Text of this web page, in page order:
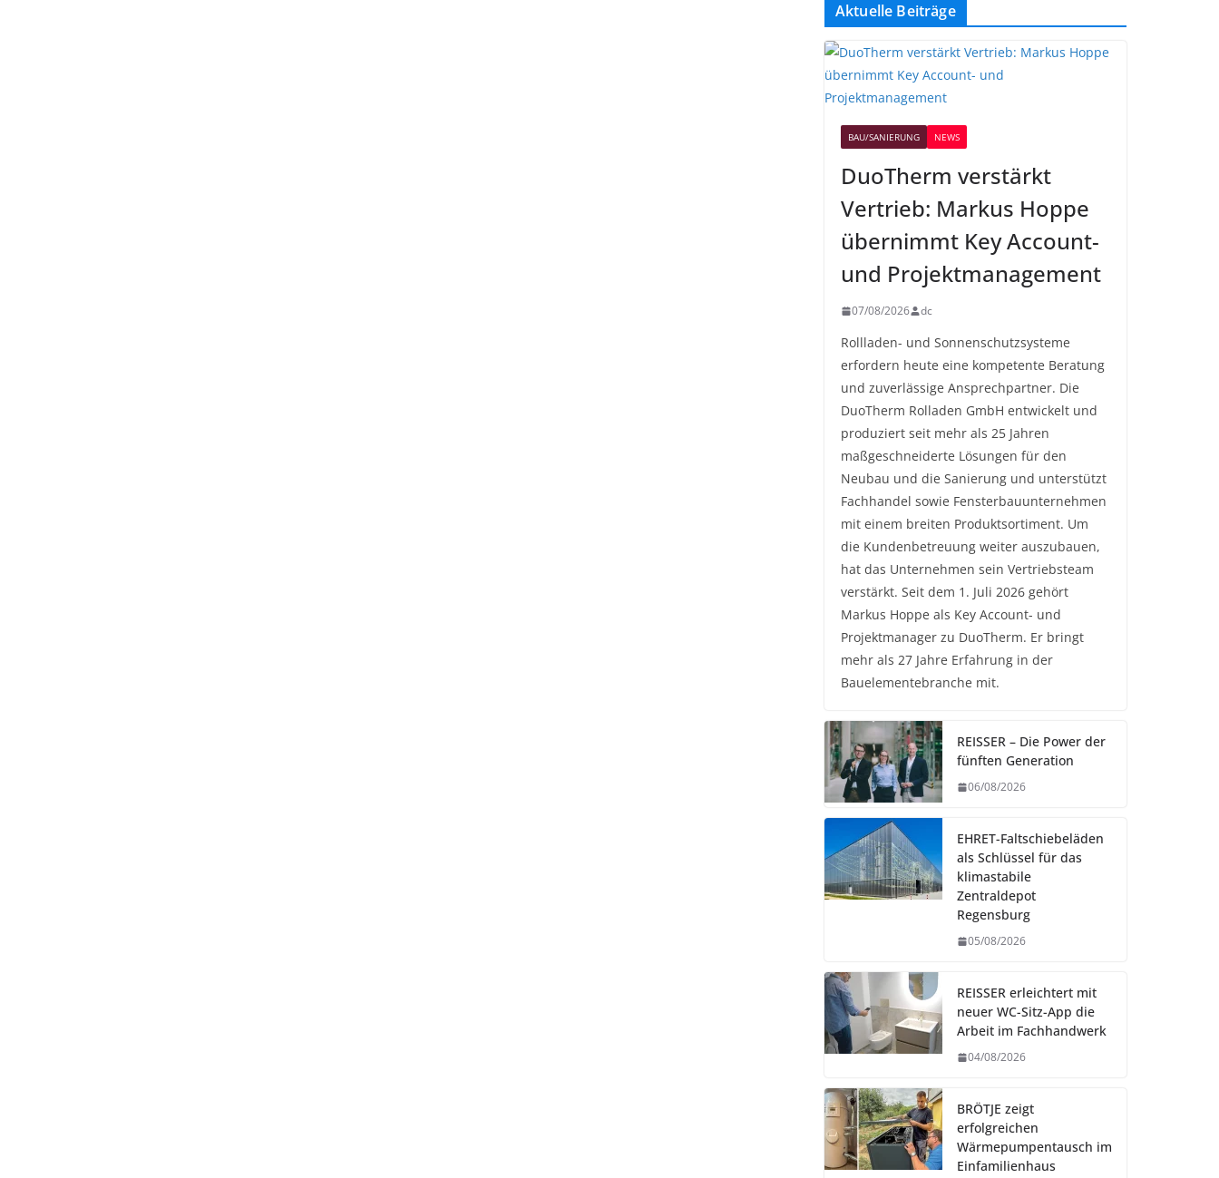
Aktuelle Beiträge
BAU/SANIERUNG NEWS
DuoTherm verstärkt
Vertrieb: Markus Hoppe
übernimmt Key Account-
und Projektmanagement
07/08/2026 dc
Rollladen- und Sonnenschutzsysteme
erfordern heute eine kompetente Beratung
und zuverlässige Ansprechpartner. Die
DuoTherm Rolladen GmbH entwickelt und
produziert seit mehr als 25 Jahren
maßgeschneiderte Lösungen für den
Neubau und die Sanierung und unterstützt
Fachhandel sowie Fensterbauunternehmen
mit einem breiten Produktsortiment. Um
die Kundenbetreuung weiter auszubauen,
hat das Unternehmen sein Vertriebsteam
verstärkt. Seit dem 1. Juli 2026 gehört
Markus Hoppe als Key Account- und
Projektmanager zu DuoTherm. Er bringt
mehr als 27 Jahre Erfahrung in der
Bauelementebranche mit.
REISSER – Die Power der
fünften Generation
06/08/2026
EHRET-Faltschiebeläden
als Schlüssel für das
klimastabile
Zentraldepot
Regensburg
05/08/2026
REISSER erleichtert mit
neuer WC-Sitz-App die
Arbeit im Fachhandwerk
04/08/2026
BRÖTJE zeigt
erfolgreichen
Wärmepumpentausch im
Einfamilienhaus